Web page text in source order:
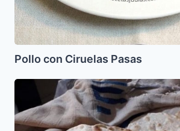
Pollo con Ciruelas Pasas
Pitas